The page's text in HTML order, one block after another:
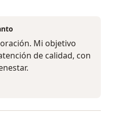
Mi objetivo
de calidad, con